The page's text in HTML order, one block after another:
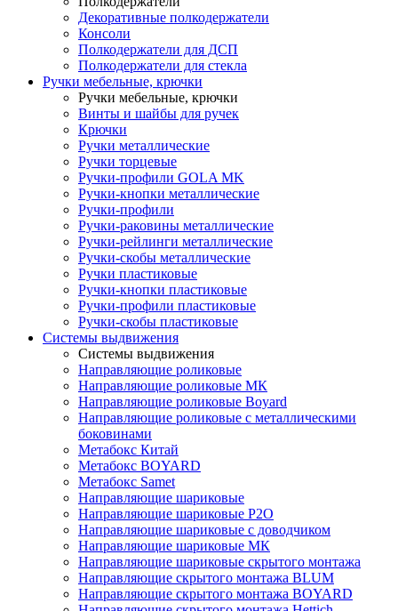
Декоративные полкодержатели
Консоли
Полкодержатели для ДСП
Полкодержатели для стекла
Ручки мебельные, крючки
Ручки мебельные, крючки
Винты и шайбы для ручек
Крючки
Ручки металлические
Ручки торцевые
Ручки-профили GOLA MK
Ручки-кнопки металлические
Ручки-профили
Ручки-раковины металлические
Ручки-рейлинги металлические
Ручки-скобы металлические
Ручки пластиковые
Ручки-кнопки пластиковые
Ручки-профили пластиковые
Ручки-скобы пластиковые
Системы выдвижения
Системы выдвижения
Направляющие роликовые
Направляющие роликовые МК
Направляющие роликовые Boyard
Направляющие роликовые с металлическими
боковинами
Метабокс Китай
Метабокс BOYARD
Метабокс Samet
Направляющие шариковые
Направляющие шариковые P2O
Направляющие шариковые с доводчиком
Направляющие шариковые МК
Направляющие шариковые скрытого монтажа
Направляющие скрытого монтажа BLUM
Направляющие скрытого монтажа BOYARD